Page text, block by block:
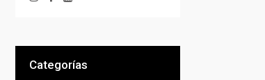
Categorías